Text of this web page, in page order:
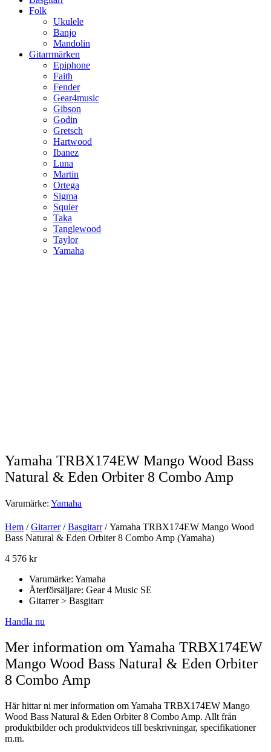
Folk
Ukulele
Banjo
Mandolin
Gitarrmärken
Epiphone
Faith
Fender
Gear4music
Gibson
Godin
Gretsch
Hartwood
Ibanez
Luna
Martin
Ortega
Sigma
Squier
Taka
Tanglewood
Taylor
Yamaha
Yamaha TRBX174EW Mango Wood Bass
Natural & Eden Orbiter 8 Combo Amp
Varumärke: Yamaha
Hem /Gitarrer/Basgitarr/ Yamaha TRBX174EW Mango Wood
Bass Natural & Eden Orbiter 8 Combo Amp (Yamaha)
4 576 kr
Varumärke: Yamaha
Återförsäljare: Gear 4 Music SE
Gitarrer > Basgitarr
Handla nu
Mer information om Yamaha TRBX174EW
Mango Wood Bass Natural & Eden Orbiter
8 Combo Amp
Här hittar ni mer information om Yamaha TRBX174EW Mango
Wood Bass Natural & Eden Orbiter 8 Combo Amp. Allt från
produktbilder och produktvideos till beskrivningar, specifikationer
m.m.